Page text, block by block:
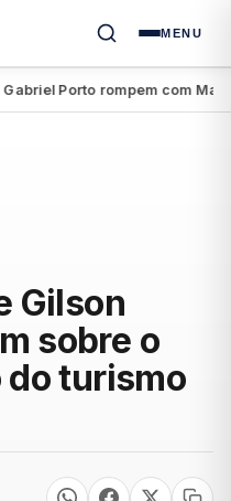
MENU
Porto rompem com Marília
Gilson
sobre o
turismo